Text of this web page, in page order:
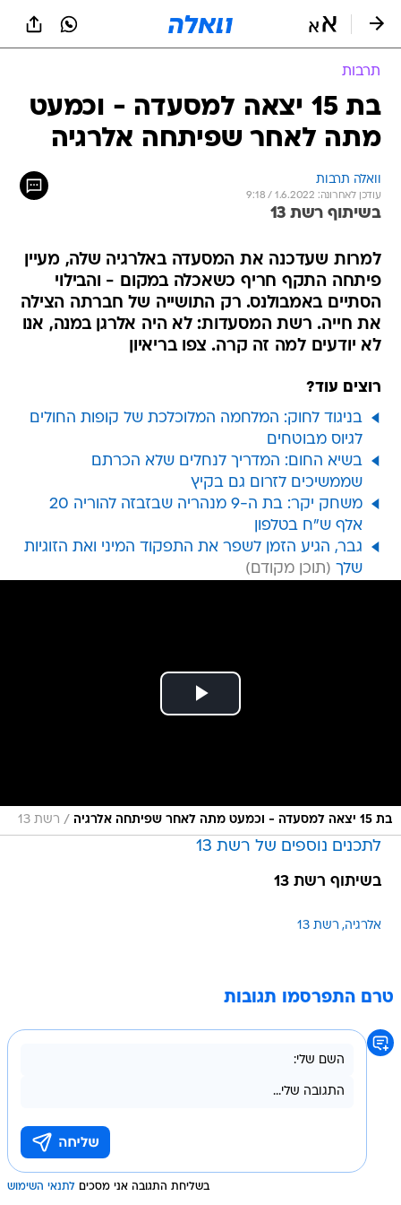
תרבות
בת 15 יצאה למסעדה - וכמעט
מתה לאחר שפיתחה אלרגיה
וואלה תרבות
עודכן לאחרונה: 1.6.2022 / 9:18
בשיתוף רשת 13
למרות שעדכנה את המסעדה באלרגיה שלה, מעיין
פיתחה התקף חריף כשאכלה במקום - והבילוי
הסתיים באמבולנס. רק התושייה של חברתה הצילה
את חייה. רשת המסעדות: לא היה אלרגן במנה, אנו
לא יודעים למה זה קרה. צפו בריאיון
רוצים עוד?
בניגוד לחוק: המלחמה המלוכלכת של קופות החולים
לגיוס מבוטחים
בשיא החום: המדריך לנחלים שלא הכרתם
שממשיכים לזרום גם בקיץ
משחק יקר: בת ה-9 מנהריה שבזבזה להוריה 20
אלף ש"ח בטלפון
גבר, הגיע הזמן לשפר את התפקוד המיני ואת הזוגיות
שלך
בת 15 יצאה למסעדה - וכמעט מתה לאחר שפיתחה אלרגיה / רשת 13
לתכנים נוספים של רשת 13
בשיתוף רשת 13
אלרגיה רשת 13
טרם התפרסמו תגובות
בשליחת התגובה אני מסכים לתנאי השימוש